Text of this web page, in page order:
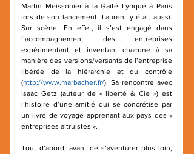
Martin Meissonier à la Gaité Lyrique à Paris
lors de son lancement. Laurent y était aussi.
Sur scène. En effet, il s’est engagé dans
l’accompagnement des entreprises
expérimentant et inventant chacune à sa
manière des versions/versants de l’entreprise
libérée de la hiérarchie et du contrôle
(http://www.marbacher.fr/). Sa rencontre avec
Isaac Getz (auteur de « liberté & Cie ») est
l’histoire d’une amitié qui se concrétise par
un livre de voyage apprenant aux pays des «
entreprises altruistes ».
Tout d’abord, avant de s’aventurer plus loin,